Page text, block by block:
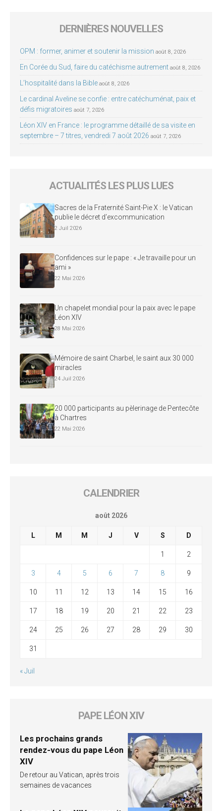
DERNIÈRES NOUVELLES
OPM : former, animer et soutenir la mission août 8, 2026
En Corée du Sud, faire du catéchisme autrement août 8, 2026
L’hospitalité dans la Bible août 8, 2026
Le cardinal Aveline se confie : entre catéchuménat, paix et
défis migratoires août 7, 2026
Léon XIV en France : le programme détaillé de sa visite en
septembre – 7 titres, vendredi 7 août 2026 août 7, 2026
ACTUALITÉS LES PLUS LUES
Sacres de la Fraternité Saint-Pie X : le Vatican
publie le décret d’excommunication
2 Juil 2026
Confidences sur le pape : « Je travaille pour un
ami »
22 Mai 2026
Un chapelet mondial pour la paix avec le pape
Léon XIV
28 Mai 2026
Mémoire de saint Charbel, le saint aux 30 000
miracles
24 Juil 2026
20 000 participants au pèlerinage de Pentecôte
à Chartres
22 Mai 2026
CALENDRIER
août 2026
L M M J V S D
1 2
3 4 5 6 7 8 9
10 11 12 13 14 15 16
17 18 19 20 21 22 23
24 25 26 27 28 29 30
31
« Juil
PAPE LÉON XIV
Les prochains grands
rendez-vous du pape Léon
XIV
De retour au Vatican, après trois
semaines de vacances